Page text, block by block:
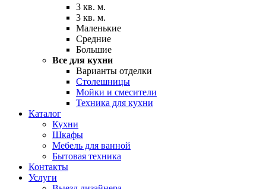
3 кв. м.
3 кв. м.
Маленькие
Средние
Большие
Все для кухни
Варианты отделки
Столешницы
Мойки и смесители
Техника для кухни
Каталог
Кухни
Шкафы
Мебель для ванной
Бытовая техника
Контакты
Услуги